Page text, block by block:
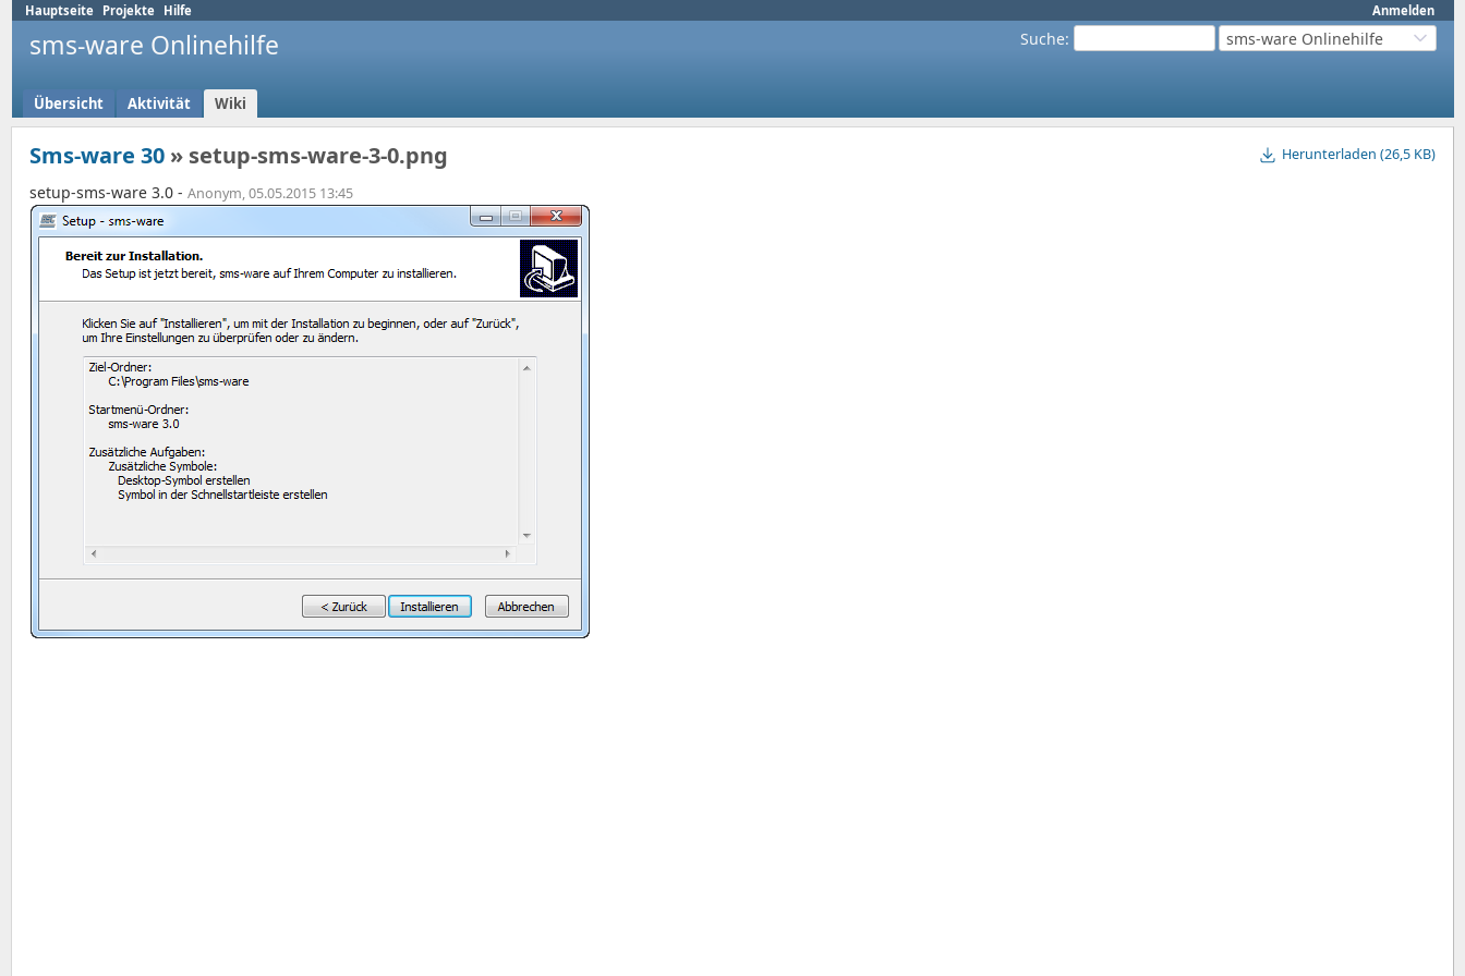
Anmelden
Hauptseite Projekte Hilfe
Suche: sms-ware Onlinehilfe
sms-ware Onlinehilfe
Übersicht Aktivität Wiki
Herunterladen (26,5 KB)
Sms-ware 30 » setup-sms-ware-3-0.png
setup-sms-ware 3.0 - Anonym, 05.05.2015 13:45